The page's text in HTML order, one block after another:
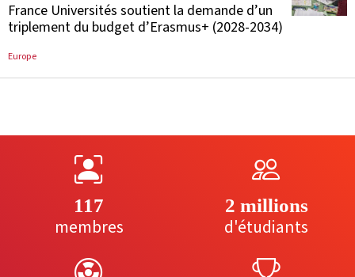
France Universités soutient la demande d’un
triplement du budget d’Erasmus+ (2028-2034)
Europe
117
membres
2 millions
d'étudiants